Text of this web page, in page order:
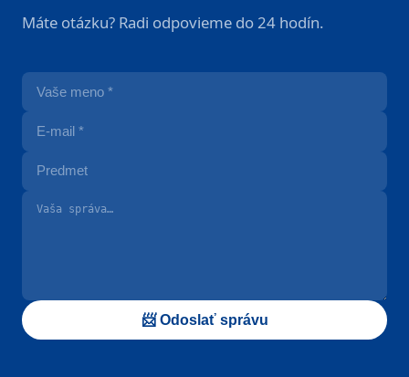
Máte otázku? Radi odpovieme do 24 hodín.
📨 Odoslať správu